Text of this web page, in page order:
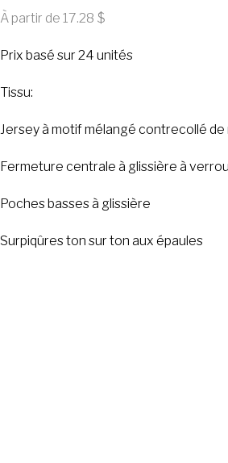
À partir de 17.28
Prix basé sur 24 unités
Tissu:
Jersey à motif mélangé contrecollé
Fermeture centrale à glissière à
Poches basses à glissière
Surpiqûres ton sur ton aux épaules